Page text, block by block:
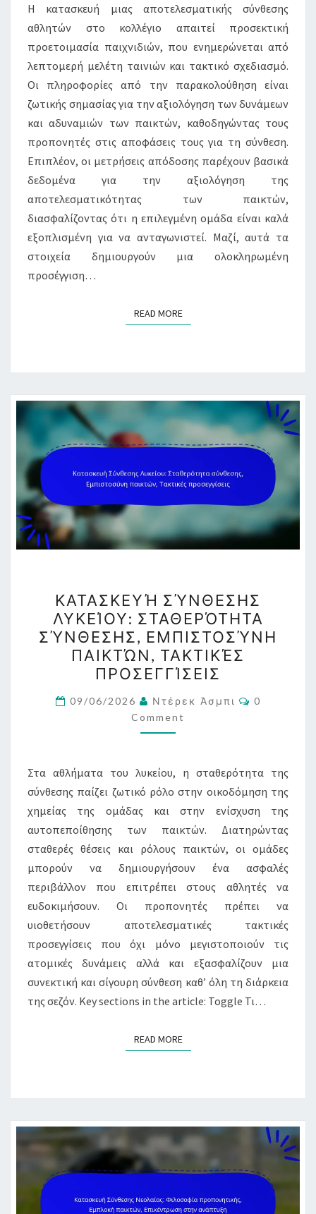
Η κατασκευή μιας αποτελεσματικής σύνθεσης
αθλητών στο κολλέγιο απαιτεί προσεκτική
προετοιμασία παιχνιδιών, που ενημερώνεται από
λεπτομερή μελέτη ταινιών και τακτικό σχεδιασμό.
Οι πληροφορίες από την παρακολούθηση είναι
ζωτικής σημασίας για την αξιολόγηση των δυνάμεων
και αδυναμιών των παικτών, καθοδηγώντας τους
προπονητές στις αποφάσεις τους για τη σύνθεση.
Επιπλέον, οι μετρήσεις απόδοσης παρέχουν βασικά
δεδομένα για την αξιολόγηση της
αποτελεσματικότητας των παικτών,
διασφαλίζοντας ότι η επιλεγμένη ομάδα είναι καλά
εξοπλισμένη για να ανταγωνιστεί. Μαζί, αυτά τα
στοιχεία δημιουργούν μια ολοκληρωμένη
προσέγγιση…
READ MOREREAD MORE
ΣΎΝΘΕΣΗΣ
ΛΥΚΕΊΟΥ:
ΣΤΑΘΕΡΌΤΗΤΑ
ΣΎΝΘΕΣΗΣ,
ΕΜΠΙΣΤΟΣΎΝΗ
ΠΑΙΚΤΏΝ,
ΤΑΚΤΙΚΈΣ
ΠΡΟΣΕΓΓΊΣΕΙΣ
ΚΑΤΑΣΚΕΥΉ ΣΎΝΘΕΣΗΣ
ΛΥΚΕΊΟΥ: ΣΤΑΘΕΡΌΤΗΤΑ
ΣΎΝΘΕΣΗΣ, ΕΜΠΙΣΤΟΣΎΝΗ
ΠΑΙΚΤΏΝ, ΤΑΚΤΙΚΈΣ
ΠΡΟΣΕΓΓΊΣΕΙΣ
09/06/2026 Ντέρεκ Άσμπι Comments
0
Comment
Στα αθλήματα του λυκείου, η σταθερότητα της
σύνθεσης παίζει ζωτικό ρόλο στην οικοδόμηση της
χημείας της ομάδας και στην ενίσχυση της
αυτοπεποίθησης των παικτών. Διατηρώντας
σταθερές θέσεις και ρόλους παικτών, οι ομάδες
μπορούν να δημιουργήσουν ένα ασφαλές
περιβάλλον που επιτρέπει στους αθλητές να
ευδοκιμήσουν. Οι προπονητές πρέπει να
υιοθετήσουν αποτελεσματικές τακτικές
προσεγγίσεις που όχι μόνο μεγιστοποιούν τις
ατομικές δυνάμεις αλλά και εξασφαλίζουν μια
συνεκτική και σίγουρη σύνθεση καθ’ όλη τη διάρκεια
της σεζόν. Key sections in the article: Toggle Τι…
READ MOREREAD MORE